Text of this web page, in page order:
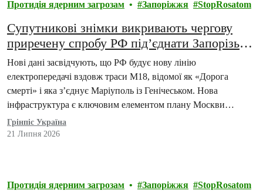
Протидія ядерним загрозам Запоріжжя StopRosatom
Супутникові знімки викривають чергову
приречену спробу РФ під’єднати Запорізьку
АЕС до тимчасово окупованих територій та
російської енергосистеми
Нові дані засвідчують, що РФ будує нову лінію
електропередачі вздовж траси М18, відомої як «Дорога
смерті» і яка з’єднує Маріуполь із Генічеськом. Нова
інфраструктура є ключовим елементом плану Москви
щодо…
Грінпіс Україна
21 Липня 2026
Протидія ядерним загрозам Запоріжжя StopRosatom